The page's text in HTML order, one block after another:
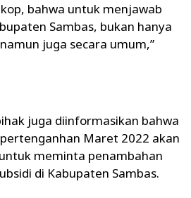
bahwa untuk menjawab
Sambas, bukan hanya
juga secara umum,”
juga diinformasikan bahwa
Maret 2022 akan
meminta penambahan
di Kabupaten Sambas.